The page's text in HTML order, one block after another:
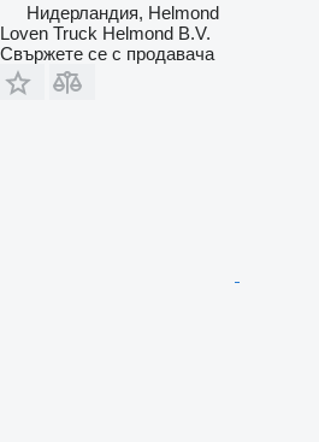
Нидерландия, Helmond
Loven Truck Helmond B.V.
Свържете се с продавача